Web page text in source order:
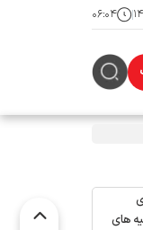
۰۶:۰۴
های